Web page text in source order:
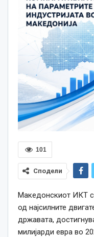
101
Сподели
Македонскиот ИКТ
од најсилните
државата,
милијарди евра во